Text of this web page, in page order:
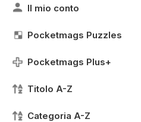
Il mio conto
Pocketmags Puzzles
Pocketmags Plus+
Titolo A-Z
Categoria A-Z